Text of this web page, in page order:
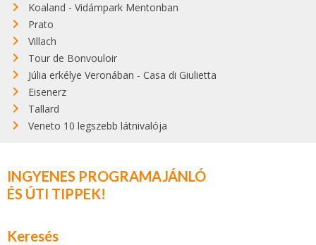
Koaland - Vidámpark Mentonban
Prato
Villach
Tour de Bonvouloir
Júlia erkélye Veronában - Casa di Giulietta
Eisenerz
Tallard
Veneto 10 legszebb látnivalója
INGYENES PROGRAMAJÁNLÓ
ÉS ÚTI TIPPEK!
Keresés